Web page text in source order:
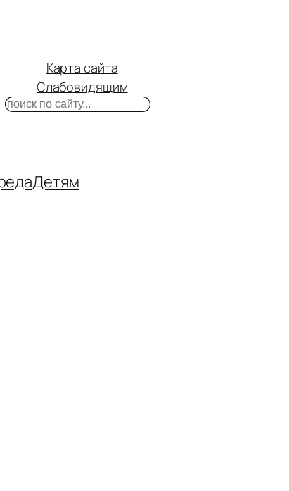
Карта сайта
Слабовидящим
Поиск
Детям